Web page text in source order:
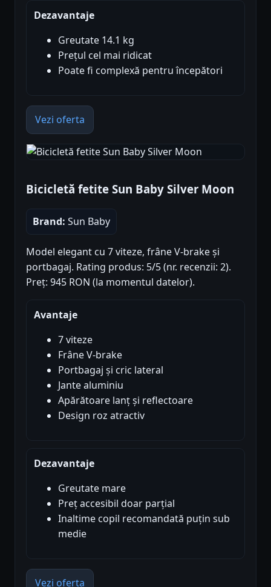
Dezavantaje
Greutate 14.1 kg
Prețul cel mai ridicat
Poate fi complexă pentru începători
Vezi oferta
Bicicletă fetite Sun Baby Silver Moon
Brand: Sun Baby
Model elegant cu 7 viteze, frâne V-brake și
portbagaj. Rating produs: 5/5 (nr. recenzii: 2).
Preț: 945 RON (la momentul datelor).
Avantaje
7 viteze
Frâne V-brake
Portbagaj și cric lateral
Jante aluminiu
Apărătoare lanț și reflectoare
Design roz atractiv
Dezavantaje
Greutate mare
Preț accesibil doar parțial
Inaltime copil recomandată puțin sub
medie
Vezi oferta